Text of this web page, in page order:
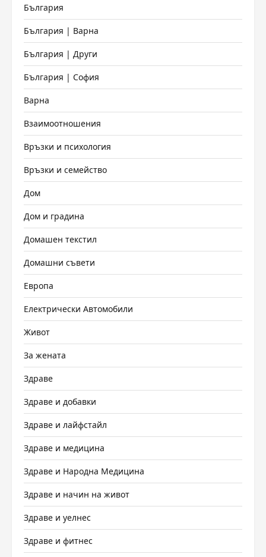
България
България | Варна
България | Други
България | София
Варна
Взаимоотношения
Връзки и психология
Връзки и семейство
Дом
Дом и градина
Домашен текстил
Домашни съвети
Европа
Електрически Автомобили
Живот
За жената
Здраве
Здраве и добавки
Здраве и лайфстайл
Здраве и медицина
Здраве и Народна Медицина
Здраве и начин на живот
Здраве и уелнес
Здраве и фитнес